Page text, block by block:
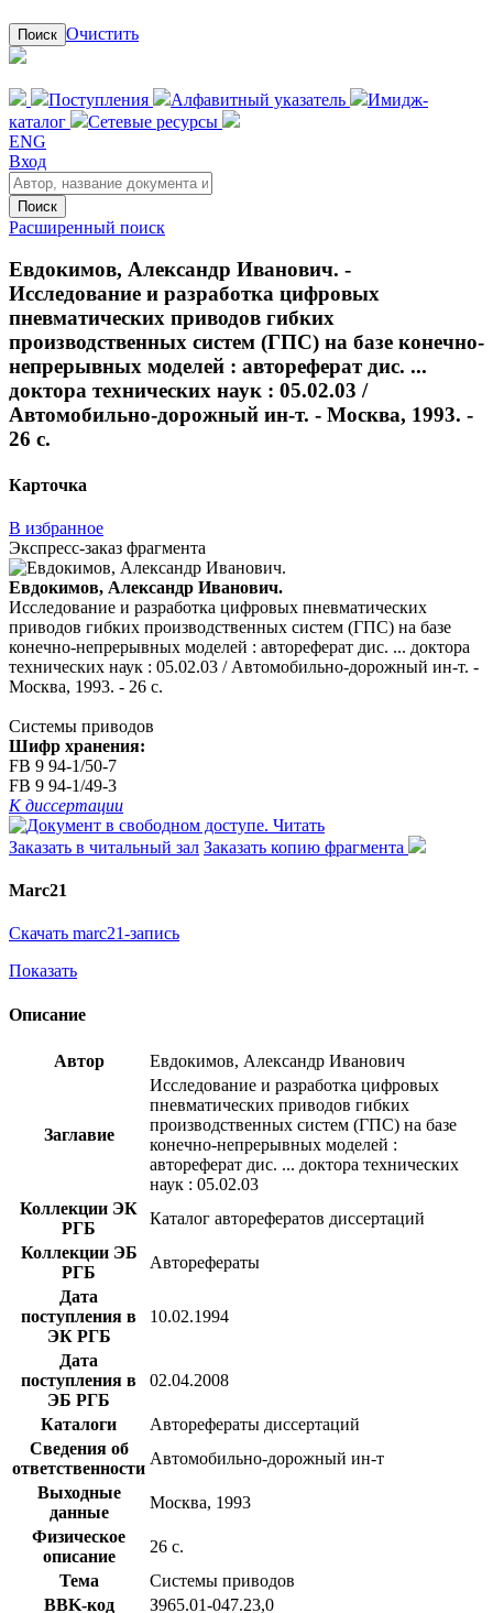
Поиск Очистить
Поступления Алфавитный указатель
Имидж-
каталог
Сетевые ресурсы
ENG
Вход
Поиск
Расширенный поиск
Евдокимов, Александр Иванович. -
Исследование и разработка цифровых
пневматических приводов гибких
производственных систем (ГПС) на базе конечно-
непрерывных моделей : автореферат дис. ...
доктора технических наук : 05.02.03 /
Автомобильно-дорожный ин-т. - Москва, 1993. -
26 с.
Карточка
В избранное
Экспресс-заказ фрагмента
Евдокимов, Александр Иванович.
Исследование и разработка цифровых пневматических
приводов гибких производственных систем (ГПС) на базе
конечно-непрерывных моделей : автореферат дис. ... доктора
технических наук : 05.02.03 / Автомобильно-дорожный ин-т. -
Москва, 1993. - 26 с.
Системы приводов
Шифр хранения:
FB 9 94-1/50-7
FB 9 94-1/49-3
К диссертации
Читать
Заказать в читальный зал Заказать копию фрагмента
Marc21
Скачать marc21-запись
Показать
Описание
Автор Евдокимов, Александр Иванович
Заглавие
Исследование и разработка цифровых
пневматических приводов гибких
производственных систем (ГПС) на базе
конечно-непрерывных моделей :
автореферат дис. ... доктора технических
наук : 05.02.03
Коллекции ЭК
РГБ
Каталог авторефератов диссертаций
Коллекции ЭБ
РГБ
Авторефераты
Дата
поступления в
ЭК РГБ
10.02.1994
Дата
поступления в
ЭБ РГБ
02.04.2008
Каталоги
Авторефераты диссертаций
Сведения об
ответственности
Автомобильно-дорожный ин-т
Выходные
данные
Москва, 1993
Физическое
описание
26 с.
Тема
Системы приводов
BBK-код
З965.01-047.23,0